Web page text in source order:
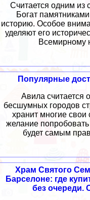
Считается одним из
Богат
историю. Особое
уделяют его
Популярные
Авила считается
бесшумных городов
хранит многие
желание
будет самым
Храм Святого
Барселоне: где
без очереди.